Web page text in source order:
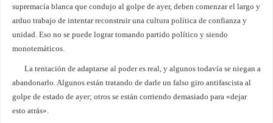
supremacía blanca que condujo al golpe de ayer, deben comenzar el largo y
arduo trabajo de intentar reconstruir una cultura política de confianza y
unidad. Eso no se puede lograr tomando partido político y siendo
monotemáticos.
La tentación de adaptarse al poder es real, y algunos todavía se niegan a
abandonarlo. Algunos están tratando de darle un falso giro antifascista al
golpe de estado de ayer; otros se están corriendo demasiado para «dejar
esto atrás».